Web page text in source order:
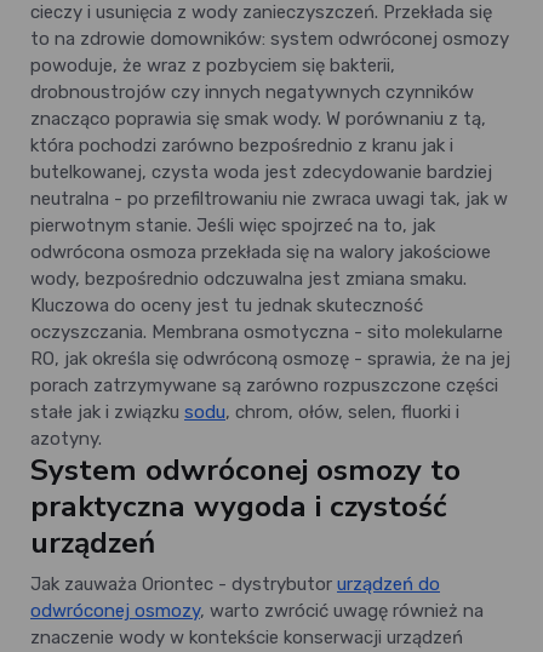
cieczy i usunięcia z wody zanieczyszczeń. Przekłada się
to na zdrowie domowników: system odwróconej osmozy
powoduje, że wraz z pozbyciem się bakterii,
drobnoustrojów czy innych negatywnych czynników
znacząco poprawia się smak wody. W porównaniu z tą,
która pochodzi zarówno bezpośrednio z kranu jak i
butelkowanej, czysta woda jest zdecydowanie bardziej
neutralna - po przefiltrowaniu nie zwraca uwagi tak, jak w
pierwotnym stanie. Jeśli więc spojrzeć na to, jak
odwrócona osmoza przekłada się na walory jakościowe
wody, bezpośrednio odczuwalna jest zmiana smaku.
Kluczowa do oceny jest tu jednak skuteczność
oczyszczania. Membrana osmotyczna - sito molekularne
RO, jak określa się odwróconą osmozę - sprawia, że na jej
porach zatrzymywane są zarówno rozpuszczone części
stałe jak i związku sodu, chrom, ołów, selen, fluorki i
azotyny.
System odwróconej osmozy to
praktyczna wygoda i czystość
urządzeń
Jak zauważa Oriontec - dystrybutor urządzeń do
odwróconej osmozy, warto zwrócić uwagę również na
znaczenie wody w kontekście konserwacji urządzeń